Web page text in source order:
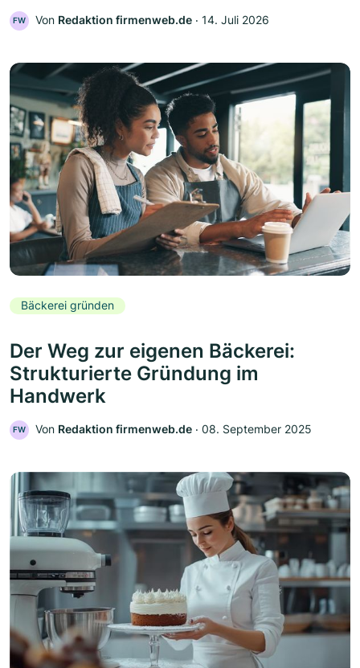
FW Von Redaktion firmenweb.de ‧ 14. Juli 2026
Bäckerei gründen
Der Weg zur eigenen Bäckerei:
Strukturierte Gründung im
Handwerk
FW Von Redaktion firmenweb.de ‧ 08. September 2025